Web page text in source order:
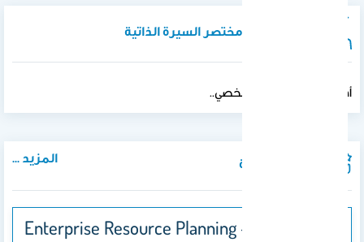
نبذة تعريفية / مختصر السيرة الذاتية
أهلاً بك في موقعي الشخصي..
المواد الدراسية المزيد ...
Enterprise Resource Planning -ERP [MIS